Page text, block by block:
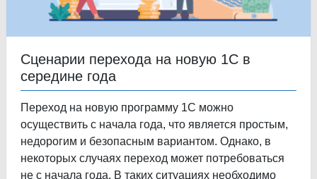
Сценарии перехода на новую 1С в
середине года
Переход на новую программу 1С можно
осуществить с начала года, что является простым,
недорогим и безопасным вариантом. Однако, в
некоторых случаях переход может потребоваться
не с начала года. В таких ситуациях необходимо